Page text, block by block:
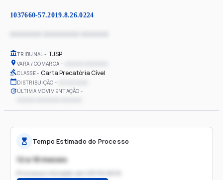
1037660-57.2019.8.26.0224
TRIBUNAL TJSP
VARA / COMARCA
CLASSE Carta Precatória Cível
DISTRIBUIÇÃO
ÚLTIMA MOVIMENTAÇÃO
Tempo Estimado do Processo
12 a 18 meses
Processo iniciado em